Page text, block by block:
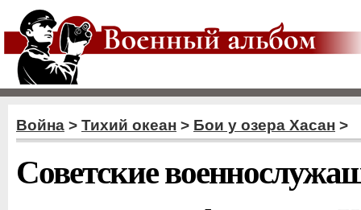
Война > Тихий океан > Бои у озера Хасан >
Советские